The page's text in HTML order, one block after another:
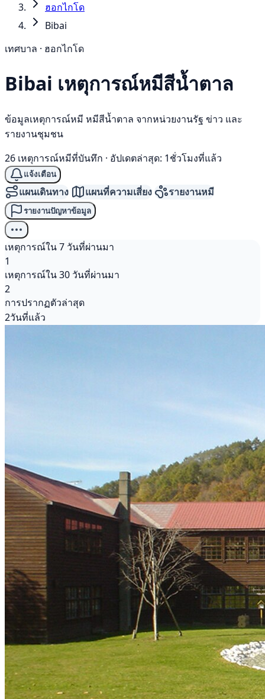
ฮอกไกโด
Bibai
เทศบาล · ฮอกไกโด
Bibai เหตุการณ์หมีสีน้ำตาล
ข้อมูลเหตุการณ์หมี หมีสีน้ำตาล จากหน่วยงานรัฐ ข่าว และ
รายงานชุมชน
26 เหตุการณ์หมีที่บันทึก · อัปเดตล่าสุด: 1ชั่วโมงที่แล้ว
แจ้งเตือน
แผนเดินทาง แผนที่ความเสี่ยง รายงานหมี
รายงานปัญหาข้อมูล
เหตุการณ์ใน 7 วันที่ผ่านมา
1
เหตุการณ์ใน 30 วันที่ผ่านมา
2
การปรากฏตัวล่าสุด
2วันที่แล้ว